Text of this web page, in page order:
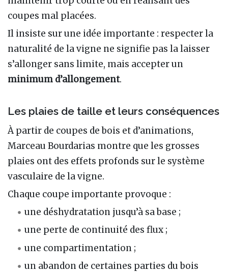
coupes mal placées.
Il insiste sur une idée importante : respecter la
naturalité de la vigne ne signifie pas la laisser
s’allonger sans limite, mais accepter un
minimum d’allongement.
Les plaies de taille et leurs conséquences
À partir de coupes de bois et d’animations,
Marceau Bourdarias montre que les grosses
plaies ont des effets profonds sur le système
vasculaire de la vigne.
Chaque coupe importante provoque :
une déshydratation jusqu’à sa base ;
une perte de continuité des flux ;
une compartimentation ;
un abandon de certaines parties du bois